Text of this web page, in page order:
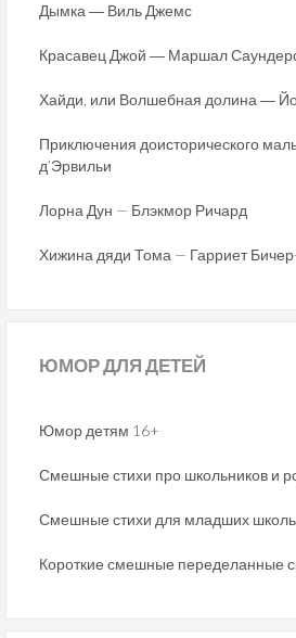
Дымка ― Виль Джемс
Красавец Джой ― Маршал
Хайди, или Волшебная долина ―
Приключения доисторического
д’Эрвильи
Лорна Дун — Блэкмор Ричард
Хижина дяди Тома — Гарриет
ЮМОРДЛЯ ДЕТЕЙ
Юмор детям 16+
Смешные стихи про школьников и
Смешные стихи для младших
Короткие смешные переделанные